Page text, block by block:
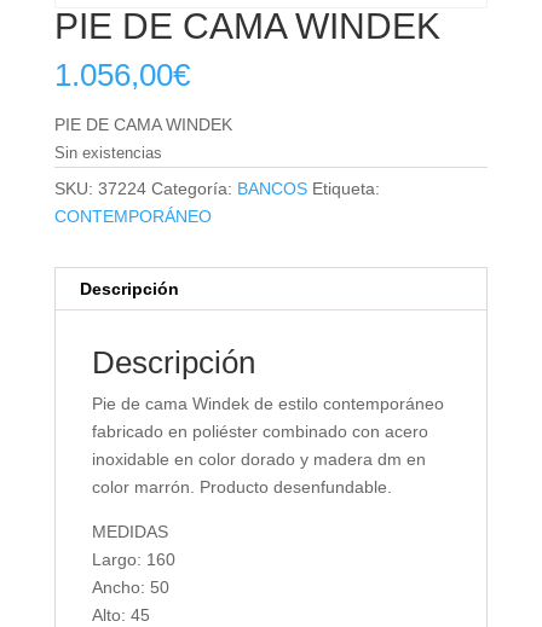
PIE DE CAMA WINDEK
1.056,00€
PIE DE CAMA WINDEK
Sin existencias
SKU: 37224 Categoría: BANCOS Etiqueta:
CONTEMPORÁNEO
Descripción
Descripción
Pie de cama Windek de estilo contemporáneo
fabricado en poliéster combinado con acero
inoxidable en color dorado y madera dm en
color marrón. Producto desenfundable.
MEDIDAS
Largo: 160
Ancho: 50
Alto: 45